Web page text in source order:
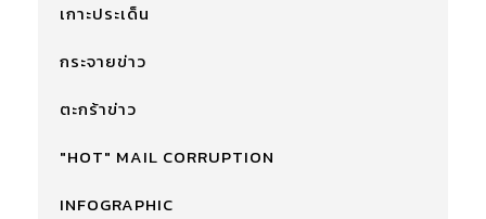
เกาะประเด็น
กระจายข่าว
ตะกร้าข่าว
"HOT" MAIL CORRUPTION
INFOGRAPHIC